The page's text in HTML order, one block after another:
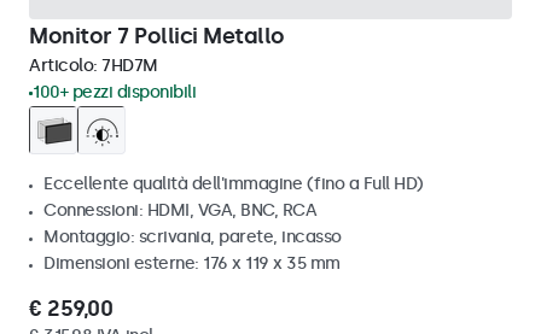
Monitor 7 Pollici Metallo
Articolo: 7HD7M
100+ pezzi disponibili
Eccellente qualità dell'immagine (fino a Full HD)
Connessioni: HDMI, VGA, BNC, RCA
Montaggio: scrivania, parete, incasso
Dimensioni esterne: 176 x 119 x 35 mm
€ 259,00